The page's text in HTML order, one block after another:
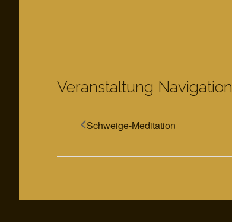
Veranstaltung Navigation
Schweige-Meditation